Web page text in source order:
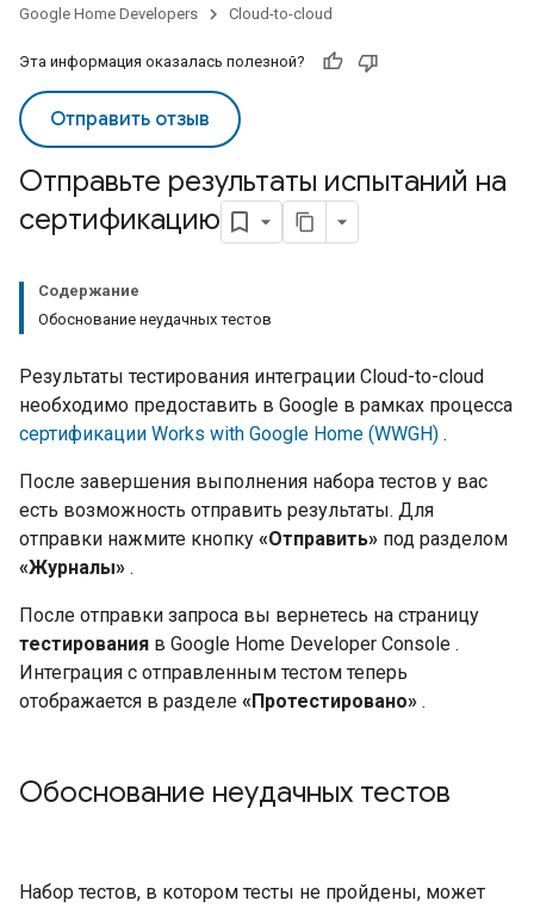
Google Home Developers Cloud-to-cloud
Эта информация оказалась полезной?
Отправить отзыв
Отправьте результаты испытаний на
сертификацию
Содержание
Обоснование неудачных тестов
Результаты тестирования интеграции Cloud-to-cloud
необходимо предоставить в Google в рамках процесса
сертификации Works with Google Home (WWGH) .
После завершения выполнения набора тестов у вас
есть возможность отправить результаты. Для
отправки нажмите кнопку «Отправить» под разделом
«Журналы» .
После отправки запроса вы вернетесь на страницу
тестирования в Google Home Developer Console .
Интеграция с отправленным тестом теперь
отображается в разделе «Протестировано» .
Обоснование неудачных тестов
Набор тестов, в котором тесты не пройдены, может